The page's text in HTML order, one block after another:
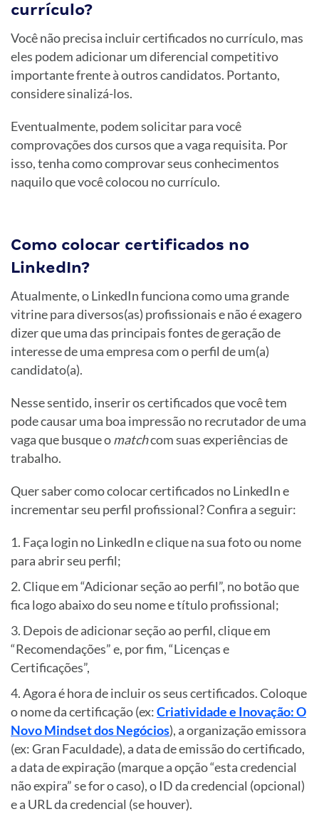
currículo?
Você não precisa incluir certificados no currículo, mas
eles podem adicionar um diferencial competitivo
importante frente à outros candidatos. Portanto,
considere sinalizá-los.
Eventualmente, podem solicitar para você
comprovações dos cursos que a vaga requisita. Por
isso, tenha como comprovar seus conhecimentos
naquilo que você colocou no currículo.
Como colocar certificados no
LinkedIn?
Atualmente, o LinkedIn funciona como uma grande
vitrine para diversos(as) profissionais e não é exagero
dizer que uma das principais fontes de geração de
interesse de uma empresa com o perfil de um(a)
candidato(a).
Nesse sentido, inserir os certificados que você tem
pode causar uma boa impressão no recrutador de uma
vaga que busque omatchcom suas experiências de
trabalho.
Quer saber como colocar certificados no LinkedIn e
incrementar seu perfil profissional? Confira a seguir:
Faça login no LinkedIn e clique na sua foto ou nome
para abrir seu perfil;
Clique em “Adicionar seção ao perfil”, no botão que
fica logo abaixo do seu nome e título profissional;
Depois de adicionar seção ao perfil, clique em
“Recomendações” e, por fim, “Licenças e
Certificações”,
Agora é hora de incluir os seus certificados. Coloque
o nome da certificação (ex:Criatividade e Inovação: O
Novo Mindset dos Negócios), a organização emissora
(ex: Gran Faculdade), a data de emissão do certificado,
a data de expiração (marque a opção “esta credencial
não expira” se for o caso), o ID da credencial (opcional)
e a URL da credencial (se houver).